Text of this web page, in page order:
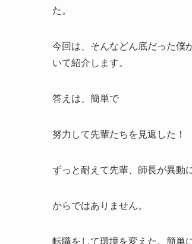
た。
今回は、そんなどん底だった僕
いて紹介します。
答えは、簡単で
努力して先輩たちを見返した！
ずっと耐えて先輩、師長が異動
からではありません。
転職をして環境を変えた。簡単